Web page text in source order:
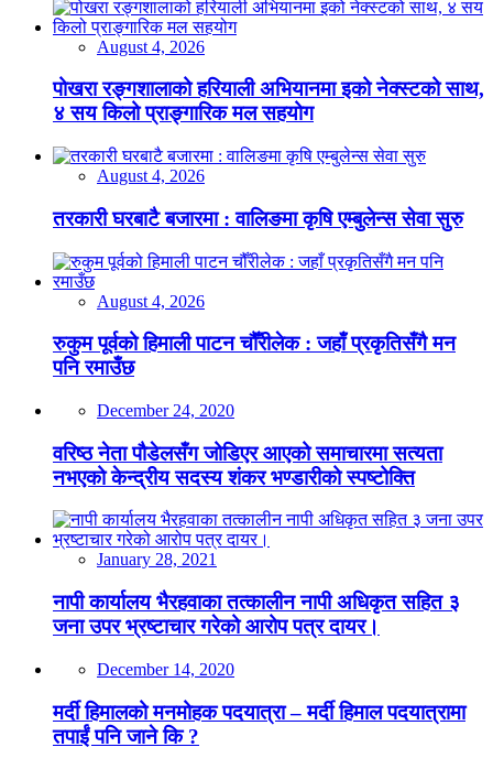
August 4, 2026
पोखरा रङ्गशालाको हरियाली अभियानमा इको नेक्स्टको साथ,
४ सय किलो प्राङ्गारिक मल सहयोग
August 4, 2026
तरकारी घरबाटै बजारमा : वालिङमा कृषि एम्बुलेन्स सेवा सुरु
August 4, 2026
रुकुम पूर्वको हिमाली पाटन चौँरीलेक : जहाँ प्रकृतिसँगै मन
पनि रमाउँछ
December 24, 2020
वरिष्ठ नेता पौडेलसँग जोडिएर आएको समाचारमा सत्यता
नभएको केन्द्रीय सदस्य शंकर भण्डारीको स्पष्टोक्ति
January 28, 2021
नापी कार्यालय भैरहवाका तत्कालीन नापी अधिकृत सहित ३
जना उपर भ्रष्टाचार गरेको आरोप पत्र दायर।
December 14, 2020
मर्दी हिमालको मनमोहक पदयात्रा – मर्दी हिमाल पदयात्रामा
तपाईं पनि जाने कि ?